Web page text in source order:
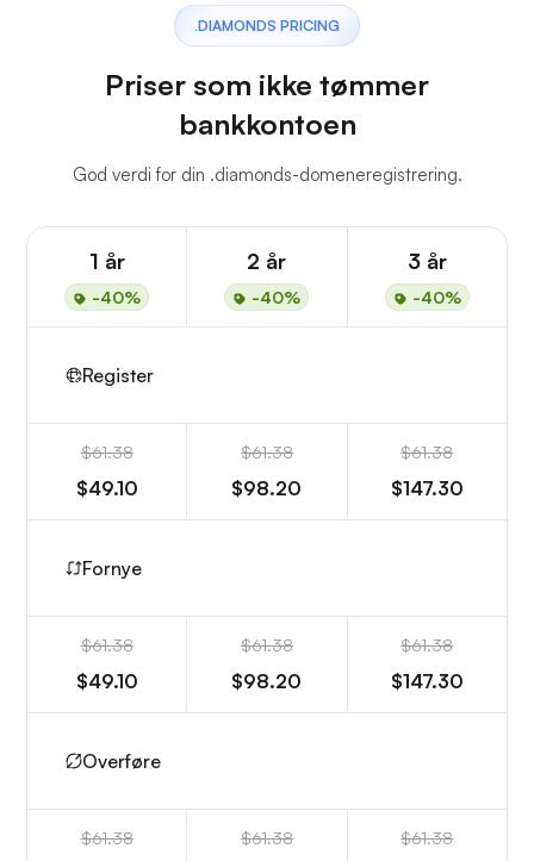
.DIAMONDS PRICING
Priser som ikke tømmer
bankkontoen
God verdi for din .diamonds-domeneregistrering.
1 år
-40%
2 år
-40%
3 år
-40%
Register
$61.38
$49.10
$61.38
$98.20
$61.38
$147.30
Fornye
$61.38
$49.10
$61.38
$98.20
$61.38
$147.30
Overføre
$61.38 $61.38 $61.38